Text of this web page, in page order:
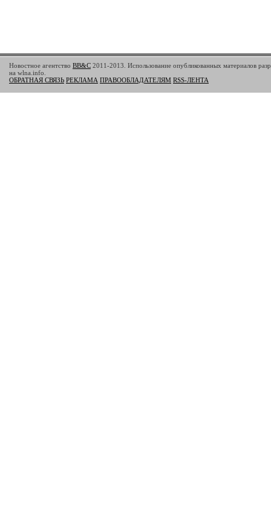
Новостное агентство BB&C 2011-2013. Использование опубликованных материалов
на wlna.info.
ОБРАТНАЯ СВЯЗЬ РЕКЛАМА ПРАВООБЛАДАТЕЛЯМ RSS-ЛЕНТА